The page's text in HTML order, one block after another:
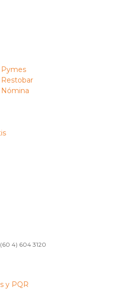
Pymes
(60 4) 604 3120
y PQR